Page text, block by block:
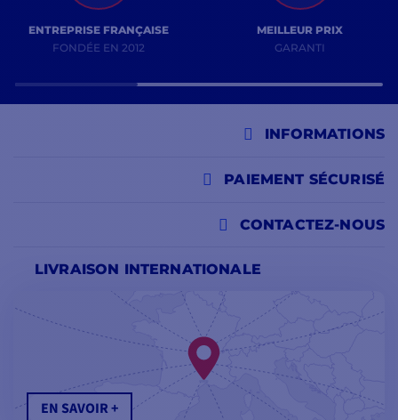
ENTREPRISE FRANÇAISE
FONDÉE EN 2012
MEILLEUR PRIX
GARANTI
INFORMATIONS
LIVRAISON INTERNATIONALE
EN SAVOIR +
CONTACTEZ-NOUS
PAIEMENT SÉCURISÉ